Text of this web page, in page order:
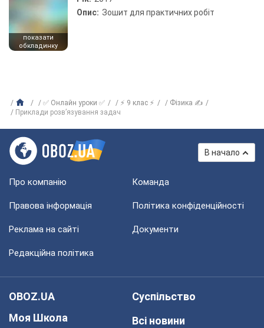
показати
обкладинку
Опис: Зошит для практичних робіт
✅ Онлайн уроки ✅ ⚡ 9 клас ⚡
Фізика ✍
Приклади розв’язування задач
В начало
Про компанію Команда
Правова інформація Політика конфіденційності
Реклама на сайті Документи
Редакційна політика
OBOZ.UA
Моя Школа
Суспільство
Всі новини